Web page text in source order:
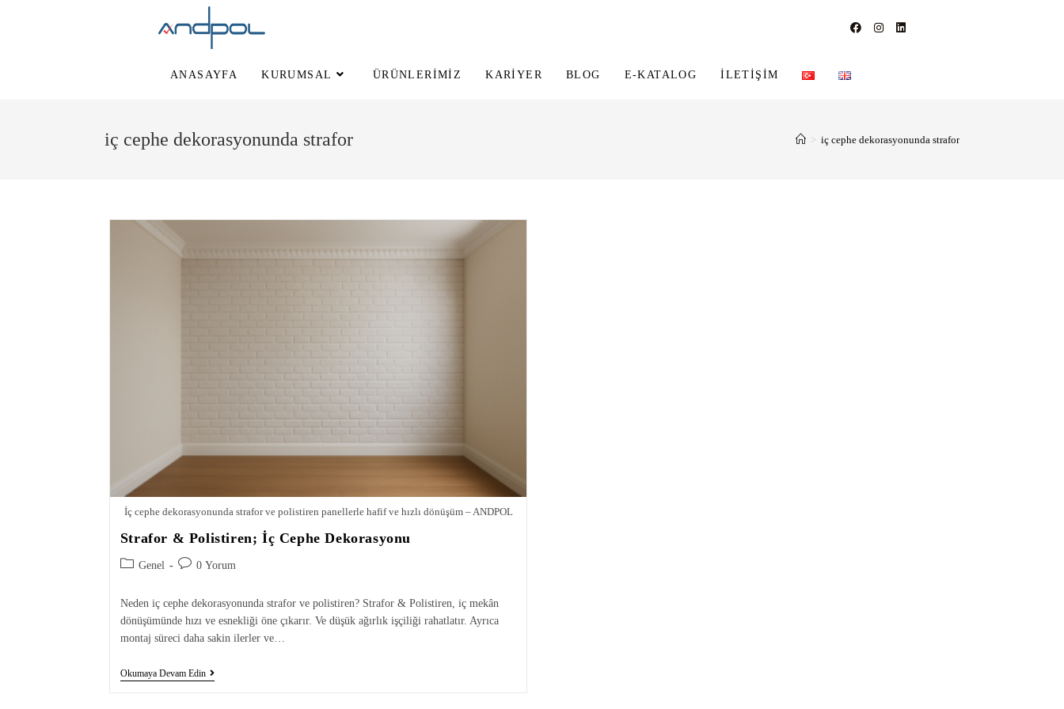
ANASAYFA KURUMSAL ÜRÜNLERIMIZ KARIYER BLOG E-KATALOG İLETIŞIM
iç cephe dekorasyonunda strafor > iç cephe dekorasyonunda strafor
İç cephe dekorasyonunda strafor ve polistiren panellerle hafif ve hızlı dönüşüm – ANDPOL
Strafor & Polistiren; İç Cephe Dekorasyonu
Genel 0 Yorum
Neden iç cephe dekorasyonunda strafor ve polistiren? Strafor & Polistiren, iç mekân
dönüşümünde hızı ve esnekliği öne çıkarır. Ve düşük ağırlık işçiliği rahatlatır. Ayrıca
montaj süreci daha sakin ilerler ve…
Okumaya Devam Edin